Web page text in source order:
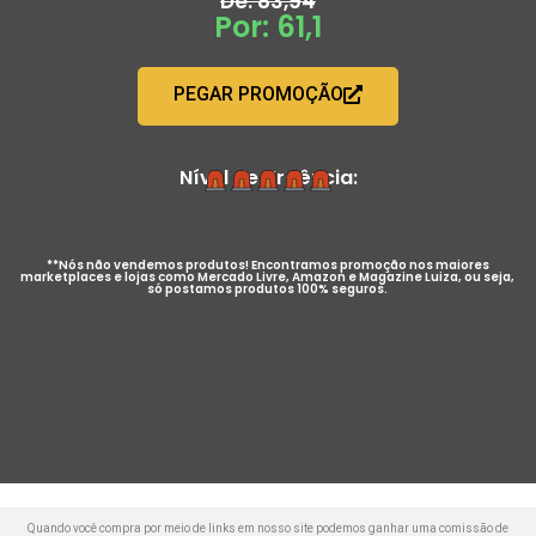
Por: 61,1
PEGAR PROMOÇÃO
Nível de Urgência:
**Nós não vendemos produtos! Encontramos promoção nos maiores
marketplaces e lojas como Mercado Livre, Amazon e Magazine Luiza, ou seja,
só postamos produtos 100% seguros.
Quando você compra por meio de links em nosso site podemos ganhar uma comissão de